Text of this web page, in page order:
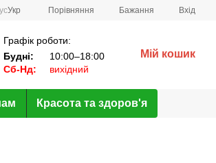
Укр Порівняння Бажання Вхід
Графік роботи:
Будні:
10:00–18:00
Сб-Нд:
вихідний
Мій кошик
Красота та здоров'я